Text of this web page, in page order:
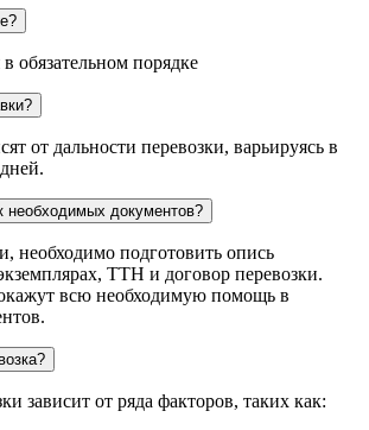
обязательном порядке
от дальности перевозки, варьируясь в
необходимых документов?
необходимо подготовить опись
ТТН и договор перевозки.
всю необходимую помощь в
зависит от ряда факторов, таких как: